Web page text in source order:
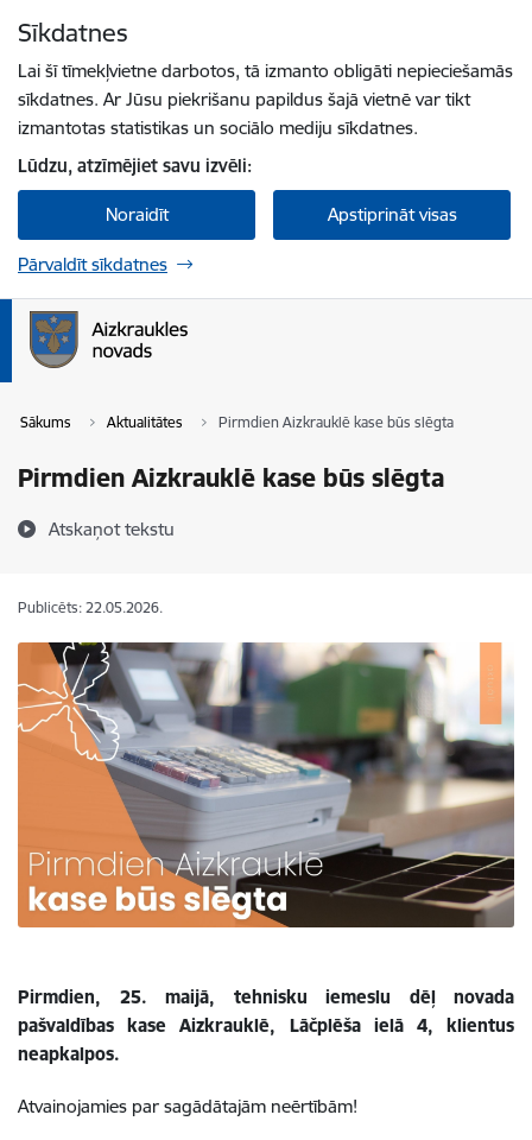
Sīkdatnes
Lai šī tīmekļvietne darbotos, tā izmanto obligāti nepieciešamās
sīkdatnes. Ar Jūsu piekrišanu papildus šajā vietnē var tikt
izmantotas statistikas un sociālo mediju sīkdatnes.
Lūdzu, atzīmējiet savu izvēli:
Noraidīt Apstiprināt visas
Pārvaldīt sīkdatnes
Sākums Aktualitātes Pirmdien Aizkrauklē kase būs slēgta
Pirmdien Aizkrauklē kase būs slēgta
Atskaņot tekstu
Publicēts: 22.05.2026.
Pirmdien, 25. maijā, tehnisku iemeslu dēļ novada
pašvaldības kase Aizkrauklē, Lāčplēša ielā 4, klientus
neapkalpos.
Atvainojamies par sagādātajām neērtībām!